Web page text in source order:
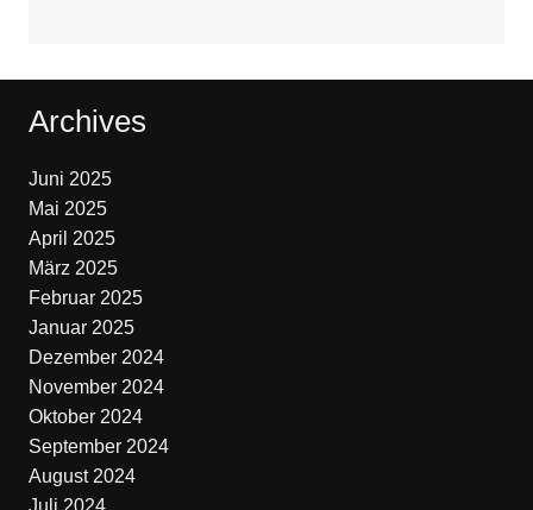
Archives
Juni 2025
Mai 2025
April 2025
März 2025
Februar 2025
Januar 2025
Dezember 2024
November 2024
Oktober 2024
September 2024
August 2024